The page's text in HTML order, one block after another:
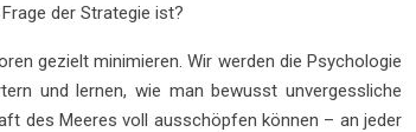
der Strategie ist?
gezielt minimieren. Wir werden die Psychologie
und lernen, wie man bewusst unvergessliche
des Meeres voll ausschöpfen können – an jeder